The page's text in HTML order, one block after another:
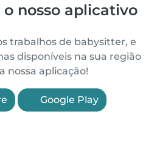
nosso aplicativo
trabalhos de babysitter, e
disponíveis na sua região
nossa aplicação!
Google Play